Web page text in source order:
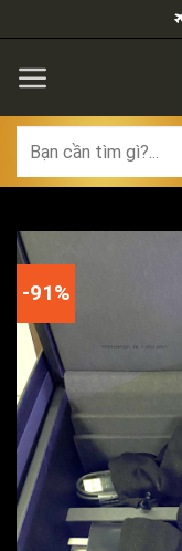
to
content
for:
-91%